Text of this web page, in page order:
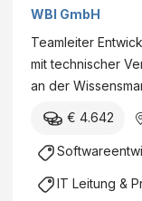
WBI GmbH
Teamleiter
mit technischer
an der
€ 4.642
IT Leitung &